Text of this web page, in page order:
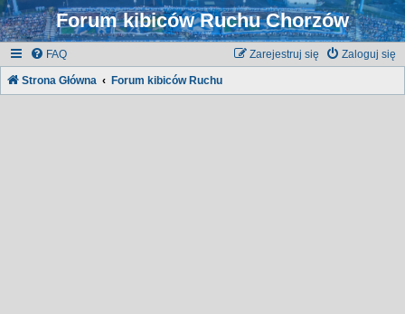
Forum kibiców Ruchu Chorzów
FAQ Zaloguj się
Zarejestruj się
Strona Główna Forum kibiców Ruchu